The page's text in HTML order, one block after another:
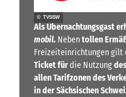
© TVSSW
Als Übernachtungsgast
mobil. Nebentollen
Freizeiteinrichtungen gilt
Ticket fürdie Nutzung
allen Tarifzonen des
in der Sächsischen